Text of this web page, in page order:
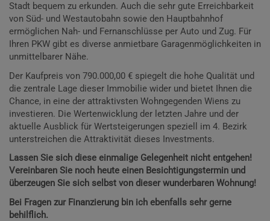
Stadt bequem zu erkunden. Auch die sehr gute Erreichbarkeit
von Süd- und Westautobahn sowie den Hauptbahnhof
ermöglichen Nah- und Fernanschlüsse per Auto und Zug. Für
Ihren PKW gibt es diverse anmietbare Garagenmöglichkeiten in
unmittelbarer Nähe.
Der Kaufpreis von 790.000,00 € spiegelt die hohe Qualität und
die zentrale Lage dieser Immobilie wider und bietet Ihnen die
Chance, in eine der attraktivsten Wohngegenden Wiens zu
investieren. Die Wertenwicklung der letzten Jahre und der
aktuelle Ausblick für Wertsteigerungen speziell im 4. Bezirk
unterstreichen die Attraktivität dieses Investments.
Lassen Sie sich diese einmalige Gelegenheit nicht entgehen!
Vereinbaren Sie noch heute einen Besichtigungstermin und
überzeugen Sie sich selbst von dieser wunderbaren Wohnung!
Bei Fragen zur Finanzierung bin ich ebenfalls sehr gerne
behilflich.